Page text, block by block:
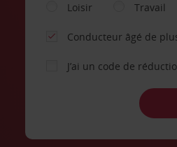
Loisir
Travail
Conducteur âgé de
J’ai un code de